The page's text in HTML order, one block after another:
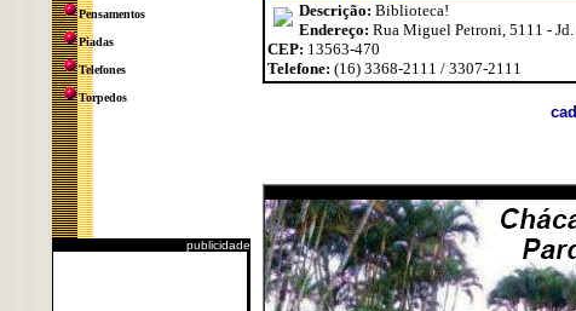
Pensamentos
Piadas
Telefones
Torpedos
publicidade
Descrição: Biblioteca!
Endereço: Rua Miguel Petroni, 5111 -
CEP: 13563-470
Telefone: (16) 3368-2111 / 3307-2111